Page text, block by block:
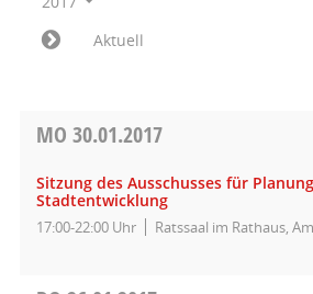
Aktuell
MO 30.01.2017
Sitzung des Ausschusses für
Stadtentwicklung
17:00-22:00 Uhr Ratssaal im Rathaus,